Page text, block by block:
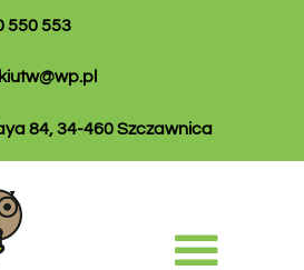
narzędzi
550 553
84, 34-460 Szczawnica